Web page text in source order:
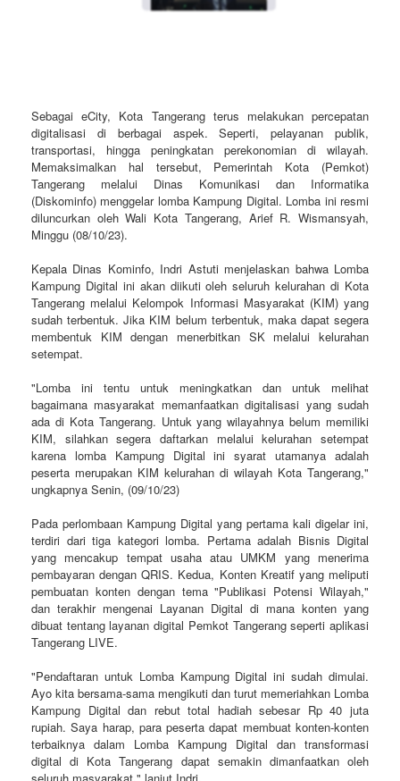
Sebagai eCity, Kota Tangerang terus melakukan percepatan
digitalisasi di berbagai aspek. Seperti, pelayanan publik,
transportasi, hingga peningkatan perekonomian di wilayah.
Memaksimalkan hal tersebut, Pemerintah Kota (Pemkot)
Tangerang melalui Dinas Komunikasi dan Informatika
(Diskominfo) menggelar lomba Kampung Digital. Lomba ini resmi
diluncurkan oleh Wali Kota Tangerang, Arief R. Wismansyah,
Minggu (08/10/23).
Kepala Dinas Kominfo, Indri Astuti menjelaskan bahwa Lomba
Kampung Digital ini akan diikuti oleh seluruh kelurahan di Kota
Tangerang melalui Kelompok Informasi Masyarakat (KIM) yang
sudah terbentuk. Jika KIM belum terbentuk, maka dapat segera
membentuk KIM dengan menerbitkan SK melalui kelurahan
setempat.
"Lomba ini tentu untuk meningkatkan dan untuk melihat
bagaimana masyarakat memanfaatkan digitalisasi yang sudah
ada di Kota Tangerang. Untuk yang wilayahnya belum memiliki
KIM, silahkan segera daftarkan melalui kelurahan setempat
karena lomba Kampung Digital ini syarat utamanya adalah
peserta merupakan KIM kelurahan di wilayah Kota Tangerang,"
ungkapnya Senin, (09/10/23)
Pada perlombaan Kampung Digital yang pertama kali digelar ini,
terdiri dari tiga kategori lomba. Pertama adalah Bisnis Digital
yang mencakup tempat usaha atau UMKM yang menerima
pembayaran dengan QRIS. Kedua, Konten Kreatif yang meliputi
pembuatan konten dengan tema "Publikasi Potensi Wilayah,"
dan terakhir mengenai Layanan Digital di mana konten yang
dibuat tentang layanan digital Pemkot Tangerang seperti aplikasi
Tangerang LIVE.
"Pendaftaran untuk Lomba Kampung Digital ini sudah dimulai.
Ayo kita bersama-sama mengikuti dan turut memeriahkan Lomba
Kampung Digital dan rebut total hadiah sebesar Rp 40 juta
rupiah. Saya harap, para peserta dapat membuat konten-konten
terbaiknya dalam Lomba Kampung Digital dan transformasi
digital di Kota Tangerang dapat semakin dimanfaatkan oleh